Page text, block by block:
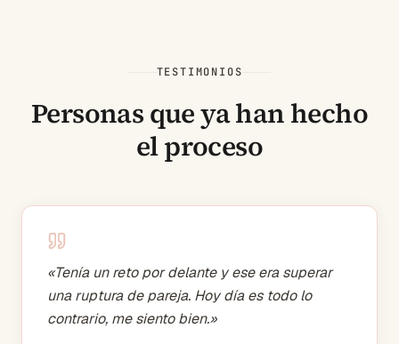
TESTIMONIOS
Personas que ya han hecho
el proceso
«Tenía un reto por delante y ese era superar
una ruptura de pareja. Hoy día es todo lo
contrario, me siento bien.»